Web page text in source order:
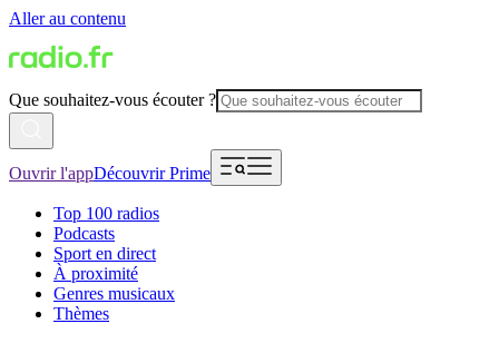
Aller au contenu
Que souhaitez-vous écouter ?
Ouvrir l'appDécouvrir Prime
Top 100 radios
Podcasts
Sport en direct
À proximité
Genres musicaux
Thèmes